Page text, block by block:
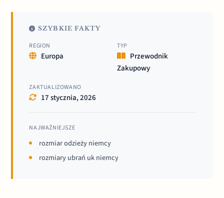
SZYBKIE FAKTY
REGION
Europa
TYP
Przewodnik
Zakupowy
ZAKTUALIZOWANO
17 stycznia, 2026
NAJWAŻNIEJSZE
rozmiar odzieży niemcy
rozmiary ubrań uk niemcy